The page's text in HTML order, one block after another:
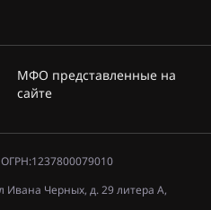
МФО представленные на
сайте
Ивана Черных, д. 29 литера А,